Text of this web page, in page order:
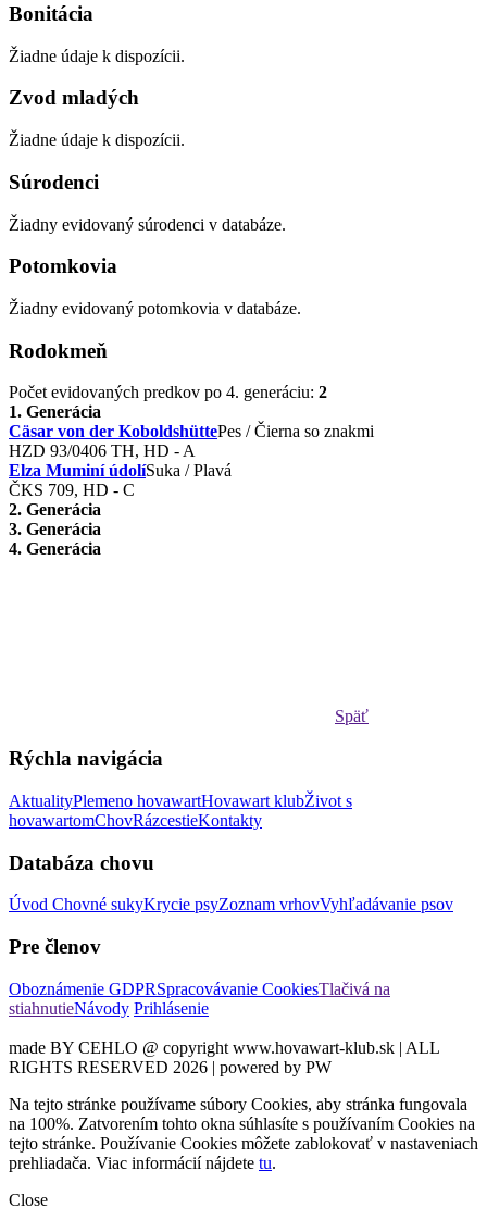
Bonitácia
Žiadne údaje k dispozícii.
Zvod mladých
Žiadne údaje k dispozícii.
Súrodenci
Žiadny evidovaný súrodenci v databáze.
Potomkovia
Žiadny evidovaný potomkovia v databáze.
Rodokmeň
Počet evidovaných predkov po 4. generáciu: 2
1. Generácia
Cäsar von der KoboldshüttePes / Čierna so znakmi
HZD 93/0406 TH, HD - A
Elza Muminí údolíSuka / Plavá
ČKS 709, HD - C
2. Generácia
3. Generácia
4. Generácia
Späť
Rýchla navigácia
AktualityPlemeno hovawartHovawart klubŽivot s
hovawartomChovRázcestieKontakty
Databáza chovu
Úvod Chovné sukyKrycie psyZoznam vrhovVyhľadávanie psov
Pre členov
Oboznámenie GDPRSpracovávanie CookiesTlačivá na
stiahnutieNávody Prihlásenie
made BY CEHLO @ copyright www.hovawart-klub.sk | ALL
RIGHTS RESERVED 2026 | powered by PW
Na tejto stránke používame súbory Cookies, aby stránka fungovala
na 100%. Zatvorením tohto okna súhlasíte s používaním Cookies na
tejto stránke. Používanie Cookies môžete zablokovať v nastaveniach
prehliadača. Viac informácií nájdete tu.
Close